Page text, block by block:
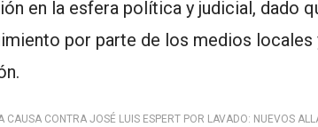
en la esfera política y judicial, dado
por parte de los medios locales
CAUSA CONTRA JOSÉ LUIS ESPERT POR LAVADO: NUEVOS